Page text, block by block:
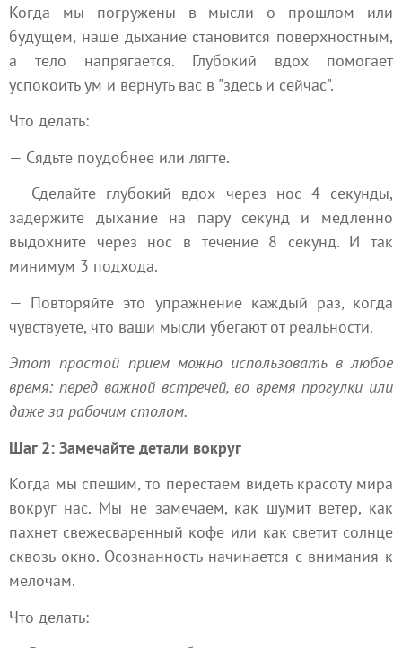
Когда мы погружены в мысли о прошлом или
будущем, наше дыхание становится поверхностным,
а тело напрягается. Глубокий вдох помогает
успокоить ум и вернуть вас в "здесь и сейчас".
Что делать:
— Сядьте поудобнее или лягте.
— Сделайте глубокий вдох через нос 4 секунды,
задержите дыхание на пару секунд и медленно
выдохните через нос в течение 8 секунд. И так
минимум 3 подхода.
— Повторяйте это упражнение каждый раз, когда
чувствуете, что ваши мысли убегают от реальности.
Этот простой прием можно использовать в любое
время: перед важной встречей, во время прогулки или
даже за рабочим столом.
Шаг 2: Замечайте детали вокруг
Когда мы спешим, то перестаем видеть красоту мира
вокруг нас. Мы не замечаем, как шумит ветер, как
пахнет свежесваренный кофе или как светит солнце
сквозь окно. Осознанность начинается с внимания к
мелочам.
Что делать: